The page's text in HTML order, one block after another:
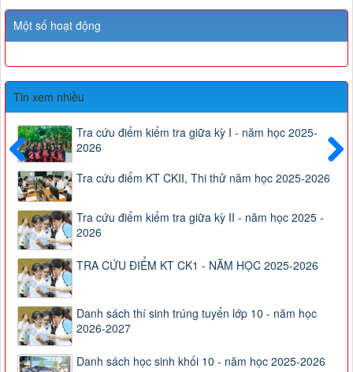
Một số hoạt động
Sau
Trước
Tin xem nhiều
Tra cứu điểm kiểm tra giữa kỳ I - năm học 2025-
2026
Tra cứu điểm KT CKII, Thi thử năm học 2025-2026
Tra cứu điểm kiểm tra giữa kỳ II - năm học 2025 -
2026
TRA CỨU ĐIỂM KT CK1 - NĂM HỌC 2025-2026
Danh sách thí sinh trúng tuyển lớp 10 - năm học
2026-2027
Danh sách học sinh khối 10 - năm học 2025-2026